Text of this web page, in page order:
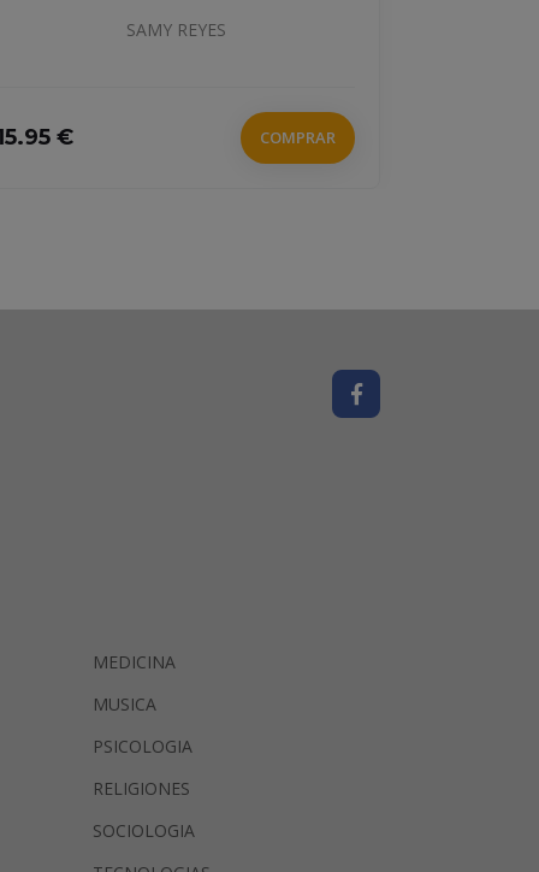
SAMY REYES
€ COMPRAR
MEDICINA
MUSICA
PSICOLOGIA
RELIGIONES
SOCIOLOGIA